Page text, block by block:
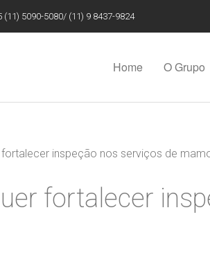
(11) 5090-5080/ (11) 9 8437-9824
Home O Grupo
inspeção nos serviços de
fortalecer